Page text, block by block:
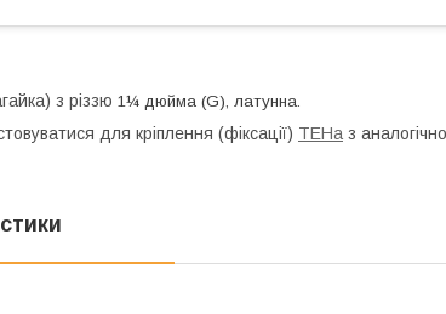
з різзю 1¼ дюйма (G), латунна.
для кріплення (фіксації) ТЕНа з